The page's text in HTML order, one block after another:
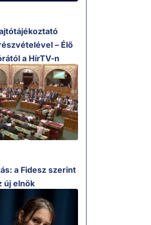
– Élő
a HírTV-n
a Fidesz szerint
új elnök